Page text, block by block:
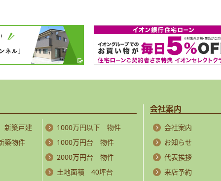
新築戸建
築物件
1000万円以下 物件
1000万円台 物件
2000万円台 物件
土地面積 40坪台
会社案内
会社案内
お知らせ
代表挨拶
来店予約